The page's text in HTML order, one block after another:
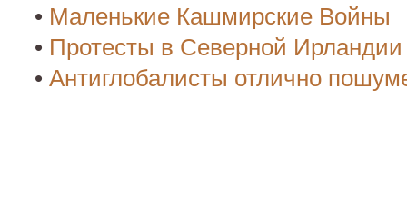
• Маленькие Кашмирские Войны
• Протесты в Северной Ирландии
• Антиглобалисты отлично